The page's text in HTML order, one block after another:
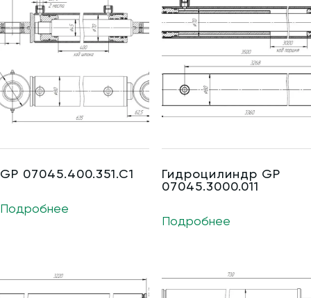
GP 07045.400.351.C1
Подробнее
Гидроцилиндр GP
07045.3000.011
Подробнее